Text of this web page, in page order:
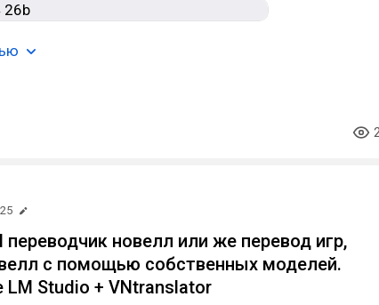
новелл или же перевод игр,
с помощью собственных моделей.
LM Studio + VNtranslator